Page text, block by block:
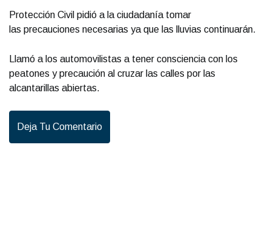
Protección Civil pidió a la ciudadanía tomar
las precauciones necesarias ya que las lluvias continuarán.
Llamó a los automovilistas a tener consciencia con los
peatones y precaución al cruzar las calles por las
alcantarillas abiertas.
Deja Tu Comentario